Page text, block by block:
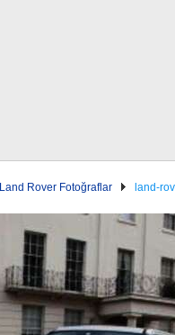
Land Rover Fotoğraflar land-